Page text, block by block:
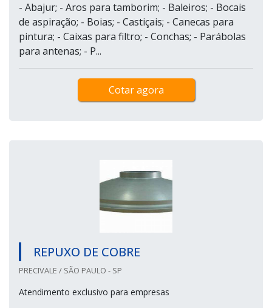
- Abajur; - Aros para tamborim; - Baleiros; - Bocais
de aspiração; - Boias; - Castiçais; - Canecas para
pintura; - Caixas para filtro; - Conchas; - Parábolas
para antenas; - P...
Cotar agora
REPUXO DE COBRE
PRECIVALE / SÃO PAULO - SP
Atendimento exclusivo para empresas